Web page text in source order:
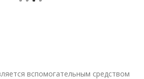
вспомогательным средством